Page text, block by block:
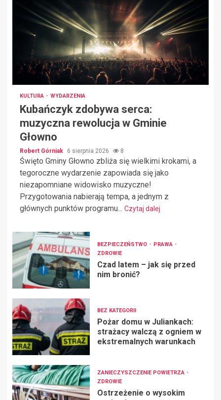
KULTURA WYDARZENIA
Kubańczyk zdobywa serca:
muzyczna rewolucja w Gminie
Głowno
Robert Górniak 6 sierpnia 2026 8
Święto Gminy Głowno zbliża się wielkimi krokami, a
tegoroczne wydarzenie zapowiada się jako
niezapomniane widowisko muzyczne!
Przygotowania nabierają tempa, a jednym z
głównych punktów programu... Czytaj dalej
BEZPIECZEŃSTWO
PRAWA
ZDROWIE
Czad latem – jak się przed
nim bronić?
BEZ KATEGORII
Pożar domu w Juliankach:
strażacy walczą z ogniem w
ekstremalnych warunkach
ZANIECZYSZCZENIE POWIETRZA
ZDROWIE
Ostrzeżenie o wysokim